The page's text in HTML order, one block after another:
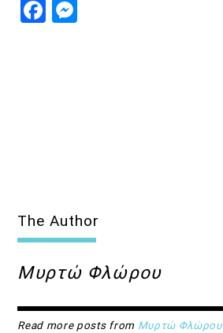
Facebook
The Author
Μυρτώ Φλώρου
Read more posts from Μυρτώ Φλώρου